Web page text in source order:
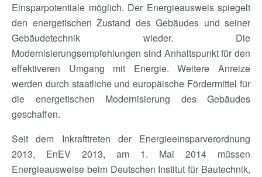
Einsparpotentiale möglich. Der Energieausweis spiegelt
den energetischen Zustand des Gebäudes und seiner
Gebäudetechnik wieder. Die
Modernisierungsempfehlungen sind Anhaltspunkt für den
effektiveren Umgang mit Energie. Weitere Anreize
werden durch staatliche und europäische Fördermittel für
die energetischen Modernisierung des Gebäudes
geschaffen.
Seit dem Inkrafttreten der Energieeinsparverordnung
2013, EnEV 2013, am 1. Mai 2014 müssen
Energieausweise beim Deutschen Institut für Bautechnik,